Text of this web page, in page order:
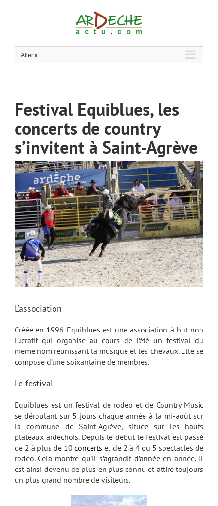
Aller à...
Festival Equiblues, les
concerts de country
s’invitent à Saint-Agrève
Voir
l'image
agrandie
L’association
Créée en 1996 Equiblues est une association à but non
lucratif qui organise au cours de l’été un festival du
même nom réunissant la musique et les chevaux. Elle se
compose d’une soixantaine de membres.
Le festival
Equiblues est un festival de rodéo et de Country Music
se déroulant sur 5 jours chaque année à la mi-août sur
la commune de Saint-Agrève, située sur les hauts
plateaux ardéchois. Depuis le début le festival est passé
de 2 à plus de 10concerts et de 2 à 4 ou 5 spectacles de
rodéo. Cela montre qu’il s’agrandit d’année en année. Il
est ainsi devenu de plus en plus connu et attire toujours
un plus grand nombre de visiteurs.